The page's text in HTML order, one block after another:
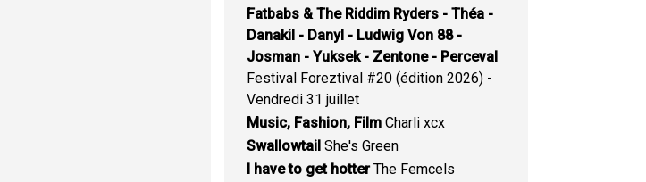
Fatbabs & The Riddim Ryders - Théa -
Danakil - Danyl - Ludwig Von 88 -
Josman - Yuksek - Zentone - Perceval
Festival Foreztival #20 (édition 2026) -
Vendredi 31 juillet
Music, Fashion, Film Charli xcx
Swallowtail She's Green
I have to get hotterThe Femcels